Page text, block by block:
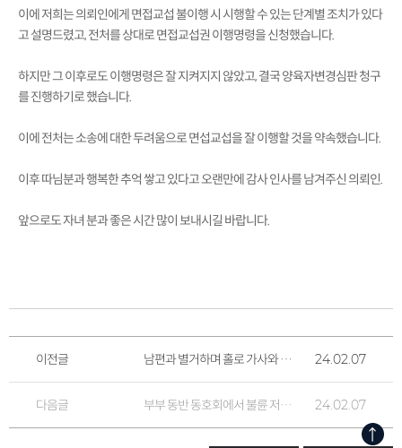
이에 저희는 의뢰인에게 면접교섭 불이행 시 시행할 수 있는 단계별 조치가 있다
고 설명드렸고, 전처를 상대로 면접교섭권 이행명령을 신청했습니다.
하지만 그 이후로도 이행명령은 잘 지켜지지 않았고, 결국 양육자변경심판 청구
를 진행하기로 했습니다.
이에 전처는 소송에 대한 두려움으로 면섭교섭을 잘 이행할 것을 약속했습니다.
이후 따님분과 행복한 추억 쌓고 있다고 오랜만에 감사 인사를 남겨주신 의뢰인.
앞으로도 자녀 분과 좋은 시간 많이 보내시길 바랍니다.
이전글 남편과 별거하며 홀로 가사와 양육을 전담한 의뢰인, 이혼 소송 후 보내주신 감사 메시지 24.02.07
다음글 부부 동반 동호회에서 불륜 저지른 부인과 상간남 상대로 소송 진행 중인 의뢰인 후기 24.02.07